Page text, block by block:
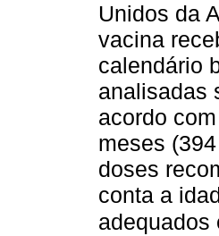
Unidos da
vacina
calendário
analisadas
acordo
meses
doses
conta a
adequados